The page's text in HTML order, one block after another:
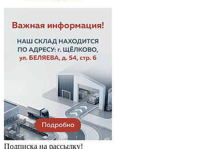
Подписка на рассылку!